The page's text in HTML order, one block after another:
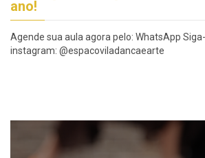
ano!
Agende sua aula agora pelo: WhatsApp
instagram: @espacoviladancaearte